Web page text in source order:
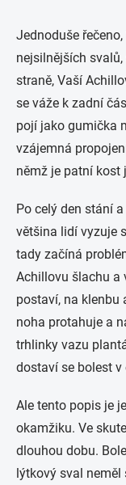
Jednoduše
nejsilnějších
straně, Vaší
se váže k zadní
pojí jako gumička
vzájemná
němž je patní kost
Po celý den stání
většina lidí vyzuje
tady začíná
Achillovu šlachu a
postaví, na klenbu
noha protahuje a
trhlinky vazu
dostaví se bolest
Ale tento popis je
okamžiku. Ve
dlouhou dobu.
lýtkový sval